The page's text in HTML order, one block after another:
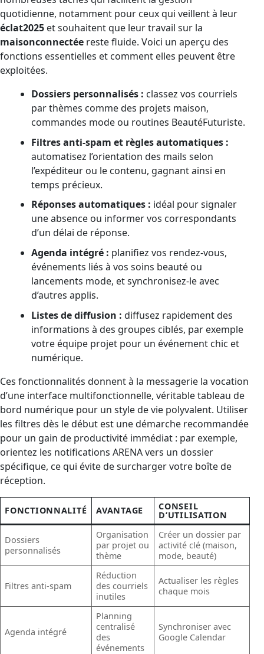
quotidienne, notamment pour ceux qui veillent à leur
éclat2025 et souhaitent que leur travail sur la
maisonconnectée reste fluide. Voici un aperçu des
fonctions essentielles et comment elles peuvent être
exploitées.
Dossiers personnalisés : classez vos courriels
par thèmes comme des projets maison,
commandes mode ou routines BeautéFuturiste.
Filtres anti-spam et règles automatiques :
automatisez l’orientation des mails selon
l’expéditeur ou le contenu, gagnant ainsi en
temps précieux.
Réponses automatiques : idéal pour signaler
une absence ou informer vos correspondants
d’un délai de réponse.
Agenda intégré : planifiez vos rendez-vous,
événements liés à vos soins beauté ou
lancements mode, et synchronisez-le avec
d’autres applis.
Listes de diffusion : diffusez rapidement des
informations à des groupes ciblés, par exemple
votre équipe projet pour un événement chic et
numérique.
Ces fonctionnalités donnent à la messagerie la vocation
d’une interface multifonctionnelle, véritable tableau de
bord numérique pour un style de vie polyvalent. Utiliser
les filtres dès le début est une démarche recommandée
pour un gain de productivité immédiat : par exemple,
orientez les notifications ARENA vers un dossier
spécifique, ce qui évite de surcharger votre boîte de
réception.
FONCTIONNALITÉ AVANTAGE CONSEIL
D’UTILISATION
Dossiers
personnalisés
Organisation
par projet ou
thème
Créer un dossier par
activité clé (maison,
mode, beauté)
Filtres anti-spam
Réduction
des courriels
inutiles
Actualiser les règles
chaque mois
Agenda intégré
Planning
centralisé
des
événements
Synchroniser avec
Google Calendar